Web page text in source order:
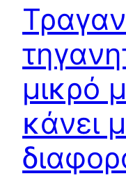
μικρό
κάνει